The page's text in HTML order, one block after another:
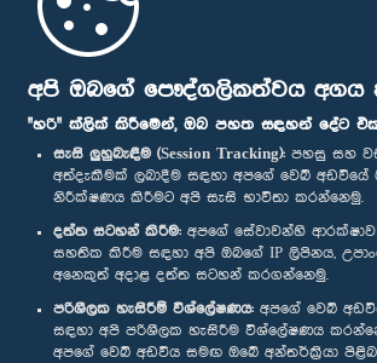
අපි ඔබගේ පෞද්ගලිකත්වය අගය
"හරි" ක්ලික් කිරීමෙන්, ඔබ පහත සඳහන් දේට
සැසි ලුහුබැඳීම (Session Tracking): පහසු සහ
අත්දැකීමක් ලබාදීම සඳහා අපගේ වෙබ් අඩවියේ
නිරීක්ෂණය කිරීමට අපි සැසි භාවිතා කරන්නෙමු.
දත්ත සටහන් කිරීම: අපගේ සේවාවන්හි ආරක්ෂාව
සහතික කිරීම සඳහා අපි ඔබගේ IP ලිපිනය,
අනෙකුත් අදාළ දත්ත සටහන් කරගන්නෙමු.
පරිශීලක හැසිරීම් විශ්ලේෂණය: අපගේ වෙබ්
සඳහා අපි පරිශීලක හැසිරීම විශ්ලේෂණය
අපගේ වෙබ් අඩවිය සමඟ ඔබේ අන්තර්ක්‍රියා
පාර්ලිමේන්තු ජංගම යෙදුම
අප හා සම්බන්ධ වී සිටින්න :
සම්මාන